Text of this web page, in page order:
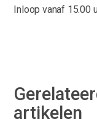
Inloop vanaf 15.00
artikelen